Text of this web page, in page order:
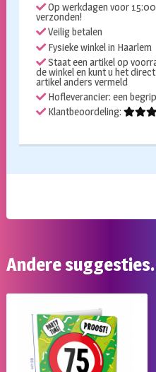
stuks
aantal
Op werkdagen voor
verzonden!
Veilig betalen
Fysieke winkel in Haarlem
Staat een artikel op
de winkel en kunt u het
artikel anders vermeld
Hofleverancier: een
Klantbeoordeling:
Andere